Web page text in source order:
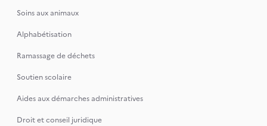
Soins aux animaux
Alphabétisation
Ramassage de déchets
Soutien scolaire
Aides aux démarches administratives
Droit et conseil juridique